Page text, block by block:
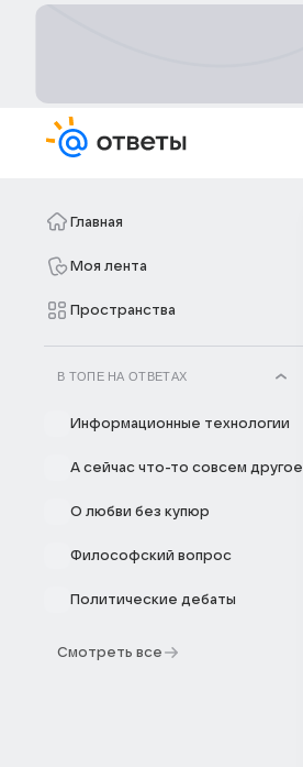
Главная
Моя лента
Пространства
В ТОПЕ НА ОТВЕТАХ
Информационные технологии
А сейчас что-то совсем другое
О любви без купюр
Философский вопрос
Политические дебаты
Смотреть все